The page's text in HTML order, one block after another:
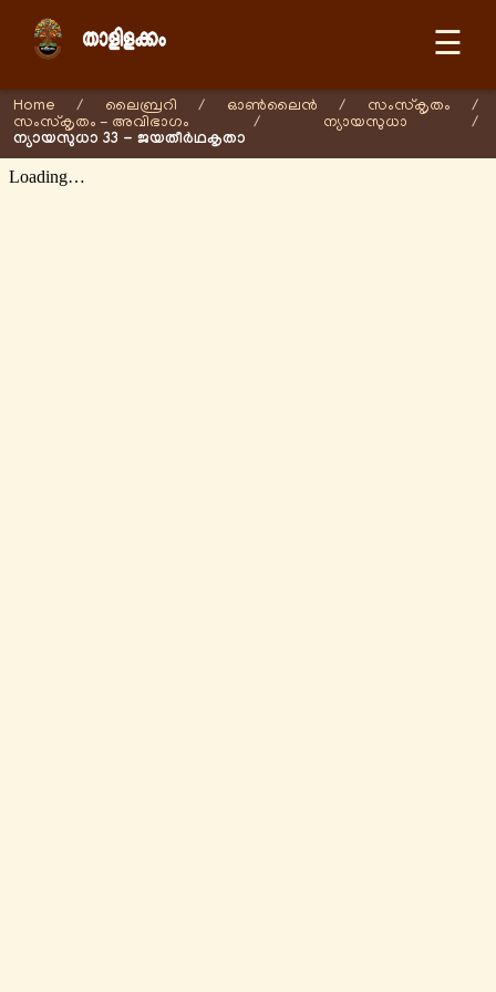
☰
Home / ലൈബ്രറി / ഓണ്‍ലൈന്‍ / സംസ്കൃതം
/
സംസ്കൃതം - അവിഭാഗം
/ ന്യായസുധാ /
ന്യായസുധാ 33 - ജയതീർഥകൃതാ